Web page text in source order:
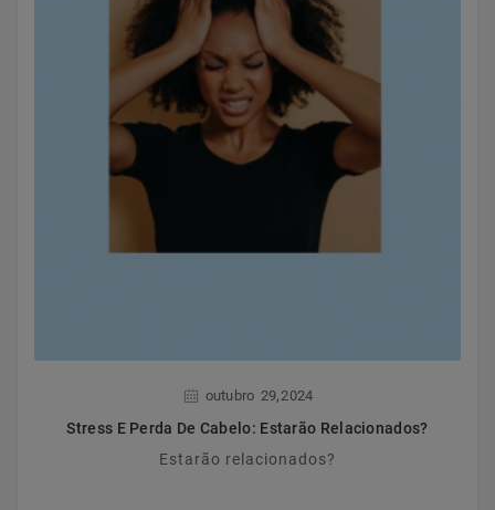
outubro 29, 2024
Stress E Perda De Cabelo: Estarão Relacionados?
Estarão relacionados?